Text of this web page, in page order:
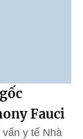
Fauci
y tế Nhà